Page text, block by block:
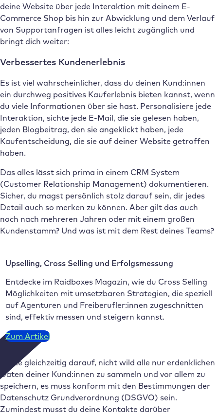
deine Website über jede Interaktion mit deinem E-
Commerce Shop bis hin zur Abwicklung und dem Verlauf
von Supportanfragen ist alles leicht zugänglich und
bringt dich weiter:
Verbessertes Kundenerlebnis
Es ist viel wahrscheinlicher, dass du deinen Kund:innen
ein durchweg positives Kauferlebnis bieten kannst, wenn
du viele Informationen über sie hast. Personalisiere jede
Interaktion, sichte jede E-Mail, die sie gelesen haben,
jeden Blogbeitrag, den sie angeklickt haben, jede
Kaufentscheidung, die sie auf deiner Website getroffen
haben.
Das alles lässt sich prima in einem CRM System
(Customer Relationship Management) dokumentieren.
Sicher, du magst persönlich stolz darauf sein, dir jedes
Detail auch so merken zu können. Aber gilt das auch
noch nach mehreren Jahren oder mit einem großen
Kundenstamm? Und was ist mit dem Rest deines Teams?
Upselling, Cross Selling und Erfolgsmessung
Entdecke im Raidboxes Magazin, wie du Cross Selling
Möglichkeiten mit umsetzbaren Strategien, die speziell
auf Agenturen und Freiberufler:innen zugeschnitten
sind, effektiv messen und steigern kannst.
Zum Artikel
Achte gleichzeitig darauf, nicht wild alle nur erdenklichen
Daten deiner Kund:innen zu sammeln und vor allem zu
speichern, es muss konform mit den Bestimmungen der
Datenschutz Grundverordnung (DSGVO) sein.
Zumindest musst du deine Kontakte darüber